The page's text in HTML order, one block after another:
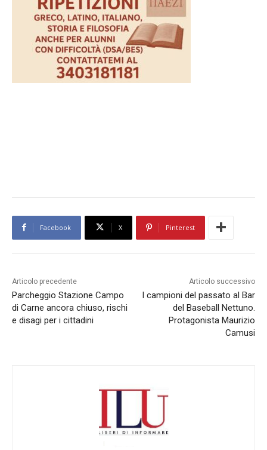
Facebook X Pinterest
Articolo precedente
Parcheggio Stazione Campo
di Carne ancora chiuso, rischi
e disagi per i cittadini
Articolo successivo
I campioni del passato al Bar
del Baseball Nettuno.
Protagonista Maurizio
Camusi